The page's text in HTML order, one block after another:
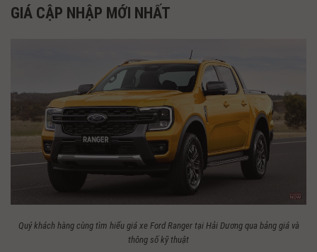
GIÁ CẬP NHẬP MỚI NHẤT
Quý khách hàng cùng tìm hiểu giá xe Ford Ranger tại Hải Dương qua bảng giá và
thông số kỹ thuật